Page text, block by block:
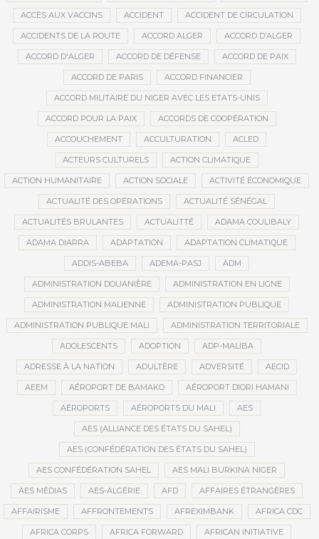
ACCÈS AUX VACCINS ACCIDENT ACCIDENT DE CIRCULATION
ACCIDENTS DE LA ROUTE ACCORD ALGER ACCORD D’ALGER
ACCORD D'ALGER ACCORD DE DÉFENSE ACCORD DE PAIX
ACCORD DE PARIS ACCORD FINANCIER
ACCORD MILITAIRE DU NIGER AVEC LES ETATS-UNIS
ACCORD POUR LA PAIX ACCORDS DE COOPÉRATION
ACCOUCHEMENT ACCULTURATION ACLED
ACTEURS CULTURELS ACTION CLIMATIQUE
ACTION HUMANITAIRE ACTION SOCIALE ACTIVITÉ ÉCONOMIQUE
ACTUALITÉ DES OPÉRATIONS ACTUALITÉ SÉNÉGAL
ACTUALITÉS BRULANTES ACTUALITTÉ ADAMA COULIBALY
ADAMA DIARRA ADAPTATION ADAPTATION CLIMATIQUE
ADDIS-ABEBA ADEMA-PASJ ADM
ADMINISTRATION DOUANIÈRE ADMINISTRATION EN LIGNE
ADMINISTRATION MALIENNE ADMINISTRATION PUBLIQUE
ADMINISTRATION PUBLIQUE MALI ADMINISTRATION TERRITORIALE
ADOLESCENTS ADOPTION ADP-MALIBA
ADRESSE À LA NATION ADULTÈRE ADVERSITÉ AECID
AEEM AÉROPORT DE BAMAKO AÉROPORT DIORI HAMANI
AÉROPORTS AÉROPORTS DU MALI AES
AES (ALLIANCE DES ÉTATS DU SAHEL)
AES (CONFÉDÉRATION DES ÉTATS DU SAHEL)
AES CONFÉDÉRATION SAHEL AES MALI BURKINA NIGER
AES MÉDIAS AES-ALGÉRIE AFD AFFAIRES ÉTRANGÈRES
AFFAIRISME AFFRONTEMENTS AFREXIMBANK AFRICA CDC
AFRICA CORPS AFRICA FORWARD AFRICAN INITIATIVE